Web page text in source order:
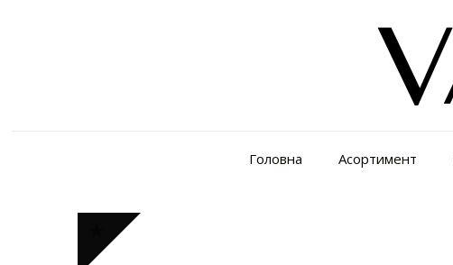
Головна Асортимент